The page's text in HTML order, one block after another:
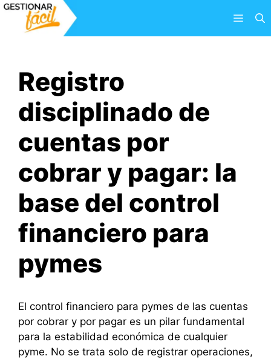
Saltar
Menú
Registro
disciplinado de
cuentas por
cobrar y pagar: la
base del control
financiero para
pymes
El control financiero para pymes de las cuentas
por cobrar y por pagar es un pilar fundamental
para la estabilidad económica de cualquier
pyme. No se trata solo de registrar operaciones,